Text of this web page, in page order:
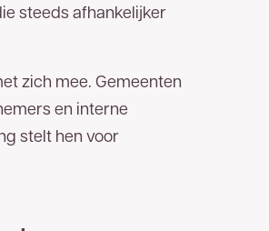
steeds afhankelijker
zich mee. Gemeenten
en interne
stelt hen voor